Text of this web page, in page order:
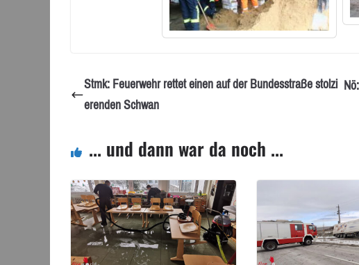
Stmk: Feuerwehr rettet einen auf der Bundesstraße stolzi
erenden Schwan
... und dann war da noch ...